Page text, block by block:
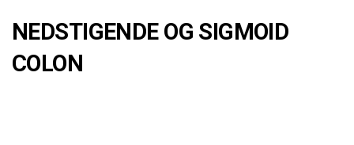
NEDSTIGENDE OG SIGMOID
COLON